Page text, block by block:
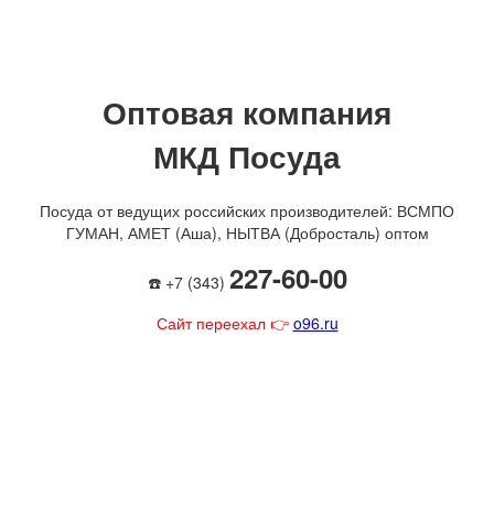
Оптовая компания
МКД Посуда
Посуда от ведущих российских производителей: ВСМПО
ГУМАН, АМЕТ (Аша), НЫТВА (Добросталь) оптом
☎️ +7 (343) 227-60-00
Сайт переехал 👉 o96.ru